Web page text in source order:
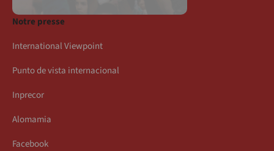
Notre presse
International Viewpoint
Punto de vista internacional
Inprecor
Alomamia
Facebook